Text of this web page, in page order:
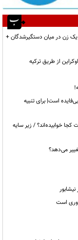
یک زن در میان دستگیرشدگان +
از طریق ترکیه
است| برای تنبیه
خوابیده‌اند؟ / زیر سایه
می‌دهد؟
است